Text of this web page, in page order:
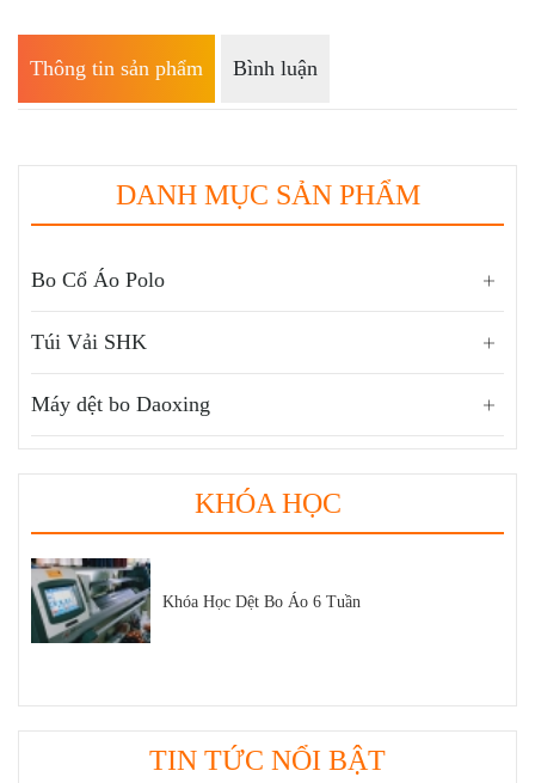
Thông tin sản phẩm Bình luận
DANH MỤC SẢN PHẨM
Bo Cổ Áo Polo
Túi Vải SHK
Máy dệt bo Daoxing
KHÓA HỌC
Khóa Học Dệt Bo Áo 6 Tuần
TIN TỨC NỔI BẬT